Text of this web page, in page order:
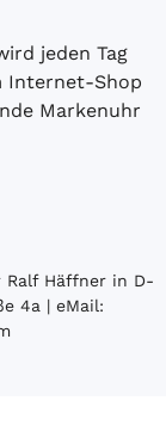
jeden Tag
Internet-Shop
Markenuhr
Ralf Häffner in D-
4a | eMail: